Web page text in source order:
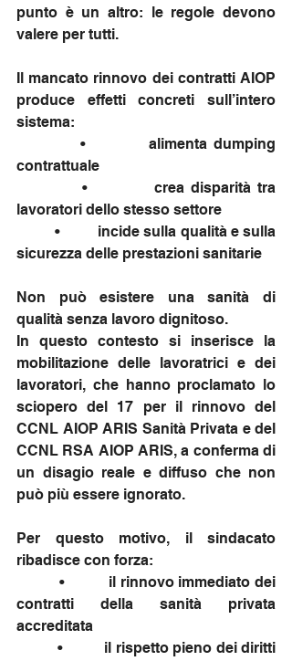
punto è un altro: le regole devono
valere per tutti.
Il mancato rinnovo dei contratti AIOP
produce effetti concreti sull’intero
sistema:
•          alimenta dumping
contrattuale
•          crea disparità tra
lavoratori dello stesso settore
•          incide sulla qualità e sulla
sicurezza delle prestazioni sanitarie
Non può esistere una sanità di
qualità senza lavoro dignitoso.
In questo contesto si inserisce la
mobilitazione delle lavoratrici e dei
lavoratori, che hanno proclamato lo
sciopero del 17 per il rinnovo del
CCNL AIOP ARIS Sanità Privata e del
CCNL RSA AIOP ARIS, a conferma di
un disagio reale e diffuso che non
può più essere ignorato.
Per questo motivo, il sindacato
ribadisce con forza:
•          il rinnovo immediato dei
contratti della sanità privata
accreditata
•          il rispetto pieno dei diritti